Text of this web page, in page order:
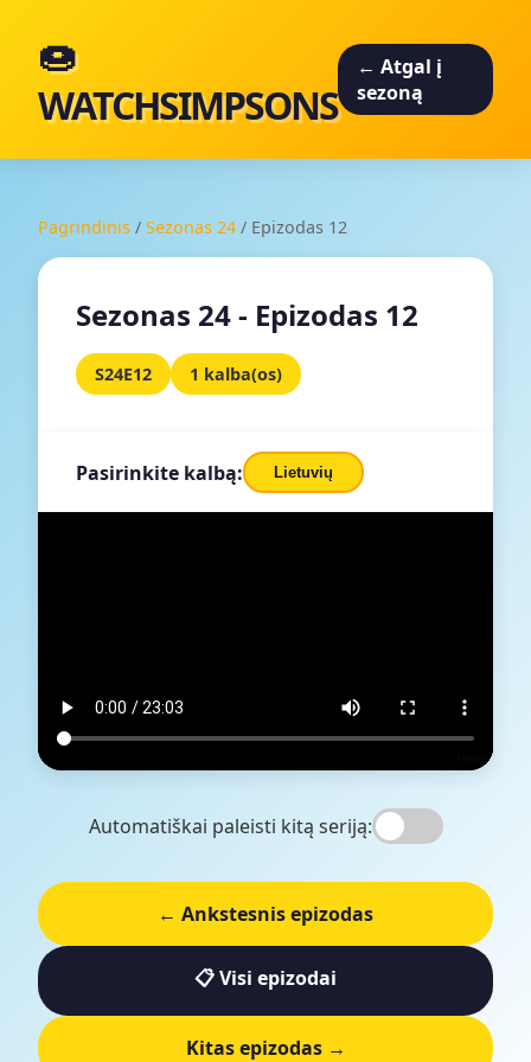
🍩
WATCHSIMPSONS
← Atgal į
sezoną
Pagrindinis / Sezonas 24 / Epizodas 12
Sezonas 24 - Epizodas 12
S24E12 1 kalba(os)
Pasirinkite kalbą: Lietuvių
Automatiškai paleisti kitą seriją:
← Ankstesnis epizodas
📋 Visi epizodai
Kitas epizodas →